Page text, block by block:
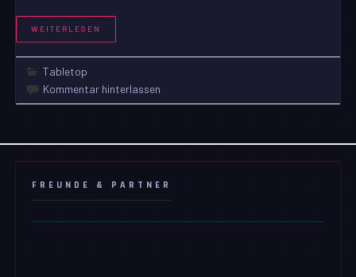
WEITERLESEN
Tabletop
Kommentar hinterlassen
FREUNDE & PARTNER